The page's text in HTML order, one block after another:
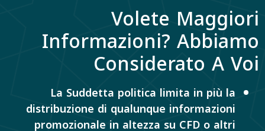
Volete Maggiori
Informazioni? Abbiamo
Considerato A Voi
La Suddetta politica limita in più la
distribuzione di qualunque informazioni
promozionale in altezza su CFD o altri